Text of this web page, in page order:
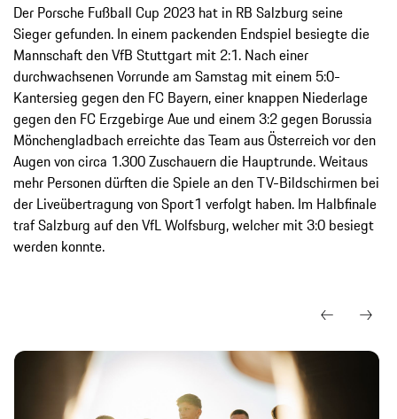
Der Porsche Fußball Cup 2023 hat in RB Salzburg seine
Sieger gefunden. In einem packenden Endspiel besiegte die
Mannschaft den VfB Stuttgart mit 2:1. Nach einer
durchwachsenen Vorrunde am Samstag mit einem 5:0-
Kantersieg gegen den FC Bayern, einer knappen Niederlage
gegen den FC Erzgebirge Aue und einem 3:2 gegen Borussia
Mönchengladbach erreichte das Team aus Österreich vor den
Augen von circa 1.300 Zuschauern die Hauptrunde. Weitaus
mehr Personen dürften die Spiele an den TV-Bildschirmen bei
der Liveübertragung von Sport1 verfolgt haben. Im Halbfinale
traf Salzburg auf den VfL Wolfsburg, welcher mit 3:0 besiegt
werden konnte.